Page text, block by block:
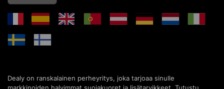
Dealy on ranskalainen perheyritys, joka tarjoaa sinulle